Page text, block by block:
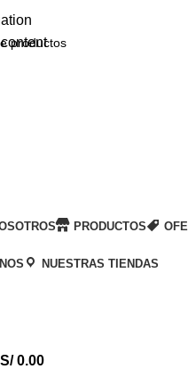
PRODUCTOS
NUESTRAS TIENDAS
S/0.00